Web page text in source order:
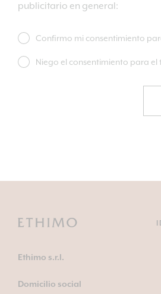
publicitario en general:
Confirmo mi consentimiento
Niego el consentimiento para
Ethimo s.r.l.
Domicilio social